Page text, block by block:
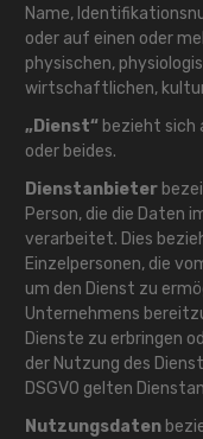
Name,
oder auf einen oder
physischen,
wirtschaftlichen,
„Dienst“ bezieht sich
oder beides.
Dienstanbieter
Person, die die Daten
verarbeitet. Dies
Einzelpersonen, die
um den Dienst zu
Unternehmens
Dienste zu erbringen
der Nutzung des
DSGVO gelten
Nutzungsdaten